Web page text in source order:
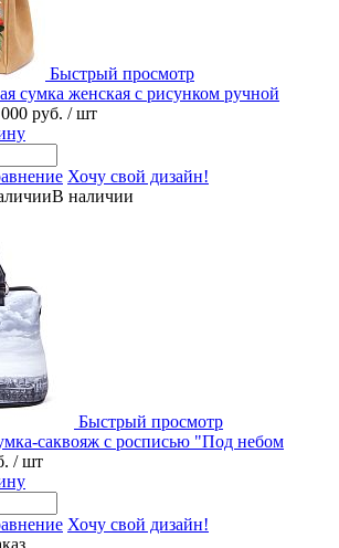
Быстрый просмотр
сумка женская с рисунком ручной
руб. / шт
Хочу свой дизайн!
В наличии
Быстрый просмотр
саквояж с росписью "Под небом
/ шт
Хочу свой дизайн!